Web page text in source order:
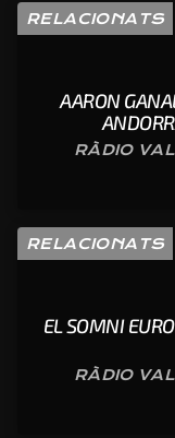
RELACIONATS
AARON
RÀDIO
RELACIONATS
EL SOMNI
RÀDIO